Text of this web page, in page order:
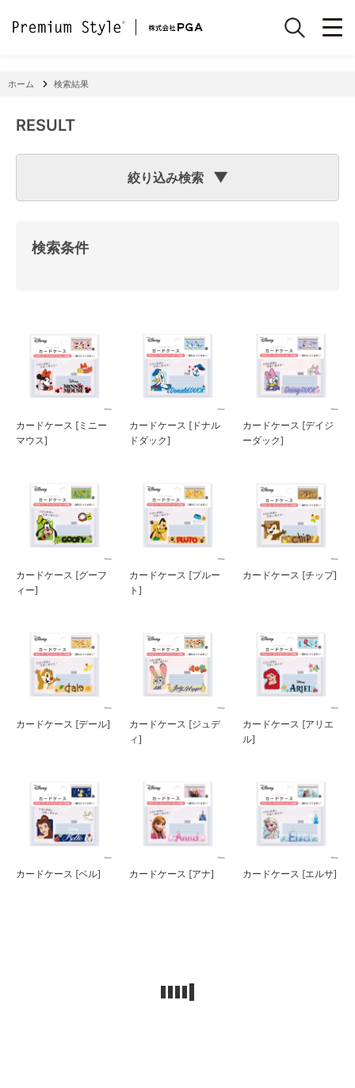
ホーム 検索結果
RESULT
絞り込み検索
ので、「適合機種
検索条件
カードケース [ミニー
マウス]
カードケース [ドナル
ドダック]
カードケース [デイジ
ーダック]
カードケース [グーフ
ィー]
カードケース [プルー
ト]
カードケース [チップ]
カードケース [デール]
カードケース [ジュデ
ィ]
カードケース [アリエ
ル]
カードケース [ベル] カードケース [アナ] カードケース [エルサ]